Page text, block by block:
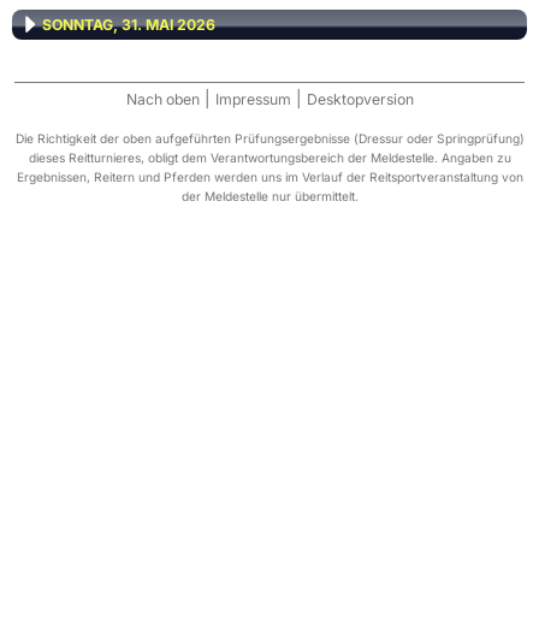
SONNTAG, 31. MAI 2026
Nach oben Impressum Desktopversion
Die Richtigkeit der oben aufgeführten Prüfungsergebnisse (Dressur oder Springprüfung)
dieses Reitturnieres, obligt dem Verantwortungsbereich der Meldestelle. Angaben zu
Ergebnissen, Reitern und Pferden werden uns im Verlauf der Reitsportveranstaltung von
der Meldestelle nur übermittelt.